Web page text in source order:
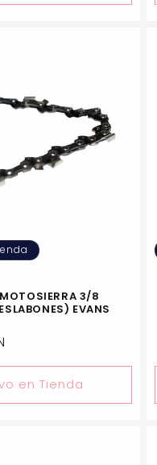
3/8
EVANS
en Tienda